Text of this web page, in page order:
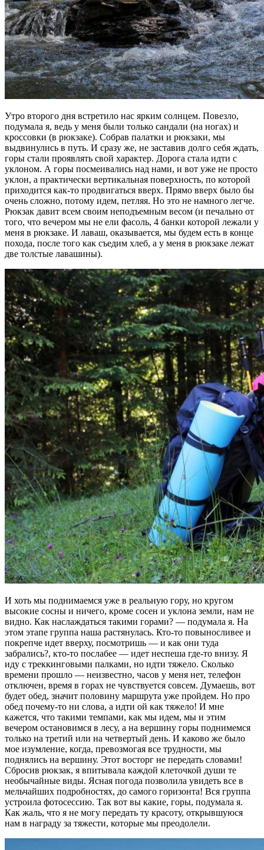
Утро второго дня встретило нас ярким солнцем. Повезло,
подумала я, ведь у меня были только сандали (на ногах) и
кроссовки (в рюкзаке). Собрав палатки и рюкзаки, мы
выдвинулись в путь. И сразу же, не заставив долго себя ждать,
горы стали проявлять свой характер. Дорога стала идти с
уклоном. А горы посмеивались над нами, и вот уже не просто
уклон, а практически вертикальная поверхность, по которой
приходится как-то продвигаться вверх. Прямо вверх было бы
очень сложно, потому идем, петляя. Но это не намного легче.
Рюкзак давит всем своим неподъемным весом (и печально от
того, что вечером мы не ели фасоль, 4 банки которой лежали у
меня в рюкзаке. И лаваш, оказывается, мы будем есть в конце
похода, после того как съедим хлеб, а у меня в рюкзаке лежат
две толстые лавашины).
И хоть мы поднимаемся уже в реальную гору, но кругом
высокие сосны и ничего, кроме сосен и уклона земли, нам не
видно. Как наслаждаться такими горами? — подумала я. На
этом этапе группа наша растянулась. Кто-то повыносливее и
покрепче идет вверху, посмотришь — и как они туда
забрались?, кто-то послабее — идет неспеша где-то внизу. Я
иду с треккинговыми палками, но идти тяжело. Сколько
времени прошло — неизвестно, часов у меня нет, телефон
отключен, время в горах не чувствуется совсем. Думаешь, вот
будет обед, значит половину маршрута уже пройдем. Но про
обед почему-то ни слова, а идти ой как тяжело! И мне
кажется, что такими темпами, как мы идем, мы и этим
вечером остановимся в лесу, а на вершину горы поднимемся
только на третий или на четвертый день. И каково же было
мое изумление, когда, превозмогая все трудности, мы
поднялись на вершину. Этот восторг не передать словами!
Сбросив рюкзак, я впитывала каждой клеточкой души те
необычайные виды. Ясная погода позволила увидеть все в
мельчайших подробностях, до самого горизонта! Вся группа
устроила фотосессию. Так вот вы какие, горы, подумала я.
Как жаль, что я не могу передать ту красоту, открывшуюся
нам в награду за тяжести, которые мы преодолели.